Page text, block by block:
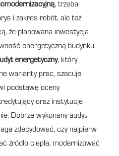
, trzeba
i zakres robót, ale też
że planowana inwestycja
energetyczną budynku.
energetyczny, który
warianty prac, szacuje
podstawę oceny
oraz instytucje
Dobrze wykonany audyt
zdecydować, czy najpierw
źródło ciepła, modernizować